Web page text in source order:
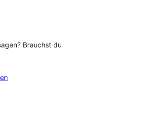
Brauchst du